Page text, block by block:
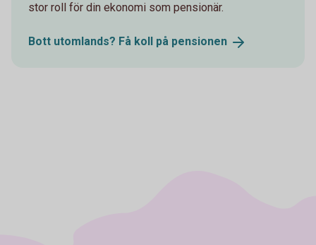
stor roll för din ekonomi som pensionär.
Bott utomlands? Få koll på pensionen